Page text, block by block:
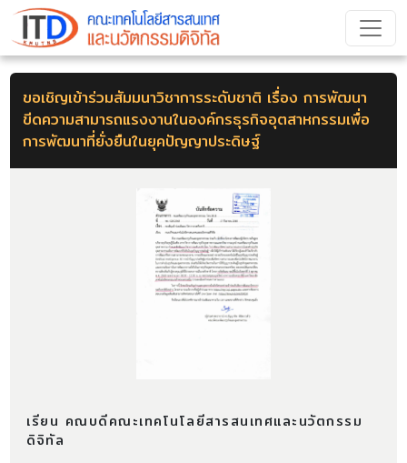
ขอเชิญเข้าร่วมสัมมนาวิชาการระดับชาติ เรื่อง การพัฒนา
ขีดความสามารถแรงงานในองค์กรธุรกิจอุตสาหกรรมเพื่อ
การพัฒนาที่ยั่งยืนในยุคปัญญาประดิษฐ์
เรียน คณบดีคณะเทคโนโลยีสารสนเทศและนวัตกรรม
ดิจิทัล